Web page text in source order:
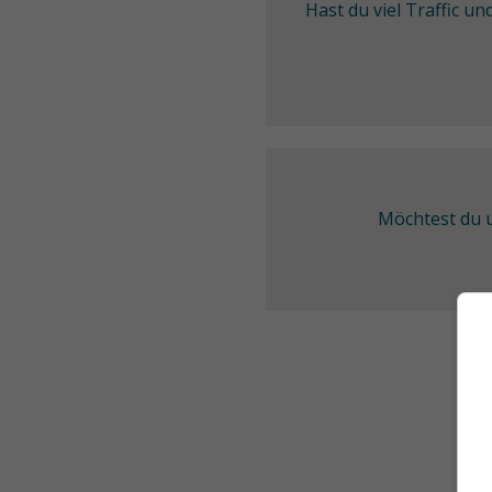
Hast du viel Traffic
Möchtest du